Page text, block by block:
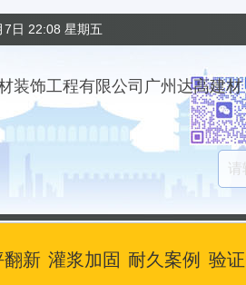
7日 22:08 星期五
广州达高建
翻新 灌浆加固 耐久案例 验